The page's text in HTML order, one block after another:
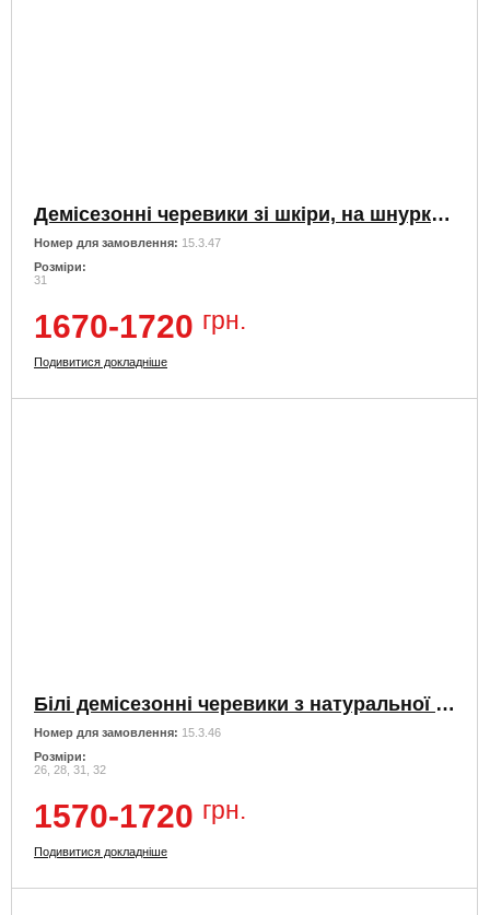
Демісезонні черевики зі шкіри, на шнурках і на змійці
Номер для замовлення: 15.3.47
Розміри:
31
1670-1720 грн.
Подивитися докладніше
Білі демісезонні черевики з натуральної шкіри
Номер для замовлення: 15.3.46
Розміри:
26, 28, 31, 32
1570-1720 грн.
Подивитися докладніше